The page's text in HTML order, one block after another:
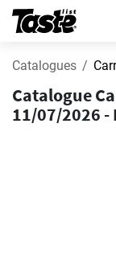
Catalogues
Catalogue
11/07/2026 -